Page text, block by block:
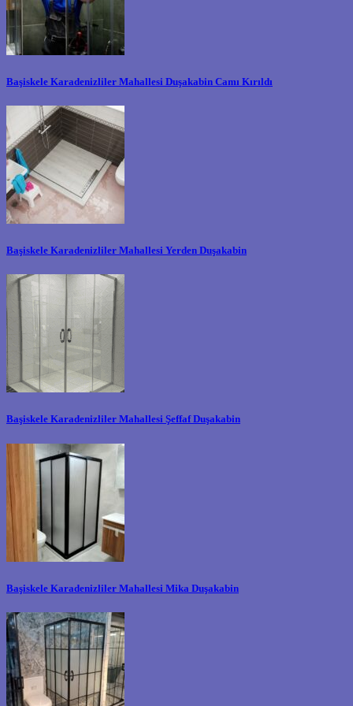
Başiskele Karadenizliler Mahallesi Duşakabin Camı Kırıldı
Başiskele Karadenizliler Mahallesi Yerden Duşakabin
Başiskele Karadenizliler Mahallesi Şeffaf Duşakabin
Başiskele Karadenizliler Mahallesi Mika Duşakabin